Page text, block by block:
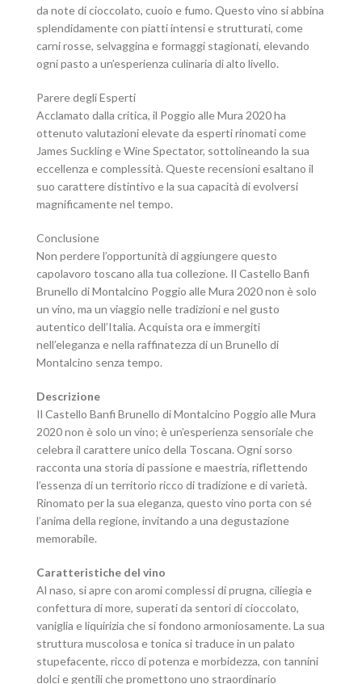
da note di cioccolato, cuoio e fumo. Questo vino si abbina
splendidamente con piatti intensi e strutturati, come
carni rosse, selvaggina e formaggi stagionati, elevando
ogni pasto a un’esperienza culinaria di alto livello.
Parere degli Esperti
Acclamato dalla critica, il Poggio alle Mura 2020 ha
ottenuto valutazioni elevate da esperti rinomati come
James Suckling e Wine Spectator, sottolineando la sua
eccellenza e complessità. Queste recensioni esaltano il
suo carattere distintivo e la sua capacità di evolversi
magnificamente nel tempo.
Conclusione
Non perdere l’opportunità di aggiungere questo
capolavoro toscano alla tua collezione. Il Castello Banfi
Brunello di Montalcino Poggio alle Mura 2020 non è solo
un vino, ma un viaggio nelle tradizioni e nel gusto
autentico dell’Italia. Acquista ora e immergiti
nell’eleganza e nella raffinatezza di un Brunello di
Montalcino senza tempo.
Descrizione
Il Castello Banfi Brunello di Montalcino Poggio alle Mura
2020 non è solo un vino; è un’esperienza sensoriale che
celebra il carattere unico della Toscana. Ogni sorso
racconta una storia di passione e maestria, riflettendo
l’essenza di un territorio ricco di tradizione e di varietà.
Rinomato per la sua eleganza, questo vino porta con sé
l’anima della regione, invitando a una degustazione
memorabile.
Caratteristiche del vino
Al naso, si apre con aromi complessi di prugna, ciliegia e
confettura di more, superati da sentori di cioccolato,
vaniglia e liquirizia che si fondono armoniosamente. La sua
struttura muscolosa e tonica si traduce in un palato
stupefacente, ricco di potenza e morbidezza, con tannini
dolci e gentili che promettono uno straordinario